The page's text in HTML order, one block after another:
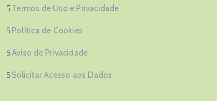
Termos de Uso e Privacidade
Política de Cookies
Aviso de Privacidade
Solicitar Acesso aos Dados